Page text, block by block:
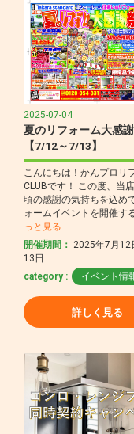
2025-07-04
夏のリフォーム大感
【7/12～7/13】
こんにちは！かんプロリ
CLUBです！ この度、当
頃の感謝の気持ちを込め
ォームイベントを開催す
っと見る
開催期間： 2025年7月12
13日
category :
イベント情
詳しく見る